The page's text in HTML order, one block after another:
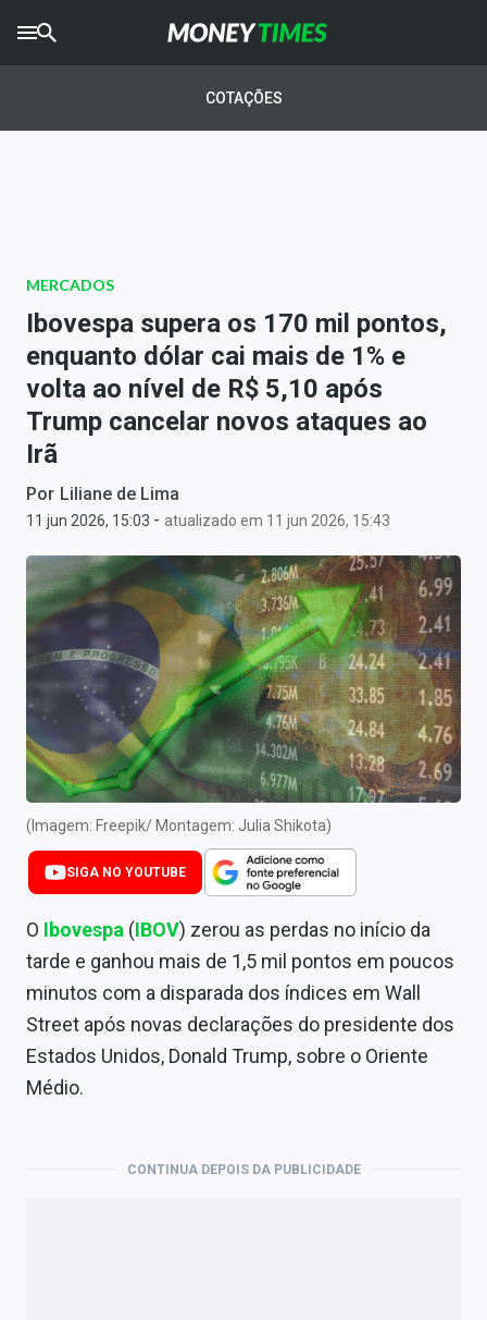
AGROTIMES
Newsletters
Money Trader
Anuncie
Últimas Notícias
Newsletters
Cotações
Comprar ou vender?
Carteiras Recomendadas
Central de Dividendos
Central de Fundos Imobiliários
Central dos IPOs
Renda Fixa
Finanças Pessoais
Mercados
Economia
Empresas
Brasil
COTAÇÕES
MERCADOS
Ibovespa supera os 170 mil pontos,
enquanto dólar cai mais de 1% e
volta ao nível de R$ 5,10 após
Trump cancelar novos ataques ao
Irã
Por Liliane de Lima
11 jun 2026, 15:03 - atualizado em 11 jun 2026, 15:43
(Imagem: Freepik/ Montagem: Julia Shikota)
SIGA NO YOUTUBE
O Ibovespa (IBOV) zerou as perdas no início da
tarde e ganhou mais de 1,5 mil pontos em poucos
minutos com a disparada dos índices em Wall
Street após novas declarações do presidente dos
Estados Unidos, Donald Trump, sobre o Oriente
Médio.
CONTINUA DEPOIS DA PUBLICIDADE